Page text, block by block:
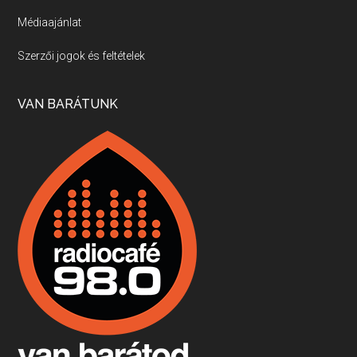
Villány, kékfrankos, Jackfall
Apr 17, 2026 • 00:35:38
Boston, teadélután, bab és homár
Apr 9, 2026 • 00:37:17
Fermentáljunk, a testünk meghálálja!
Apr 3, 2026 • 00:36:07
Médiaajánlat
Szerzői jogok és feltételek
VAN BARÁTUNK